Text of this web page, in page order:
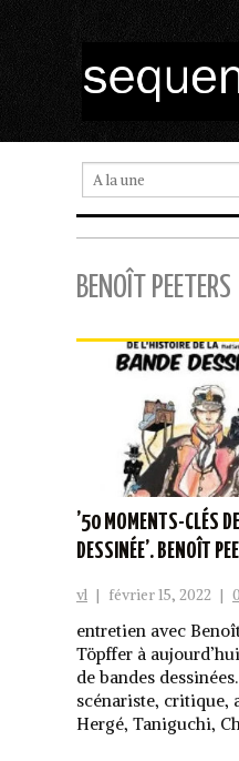
BENOÎT PEETERS
’50 MOMENTS-CLÉS
DESSINÉE’. BENOÎT
vl | février 15, 2022 |
entretien avec
Töpffer à
de bandes
scénariste, critique,
Hergé, Taniguchi,